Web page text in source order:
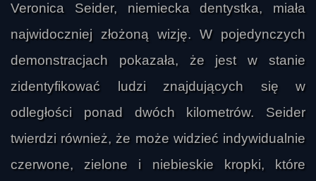
Veronica Seider, niemiecka dentystka, miała
najwidoczniej złożoną wizję. W pojedynczych
demonstracjach pokazała, że jest w stanie
zidentyfikować ludzi znajdujących się w
odległości ponad dwóch kilometrów. Seider
twierdzi również, że może widzieć indywidualnie
czerwone, zielone i niebieskie kropki, które
bobo